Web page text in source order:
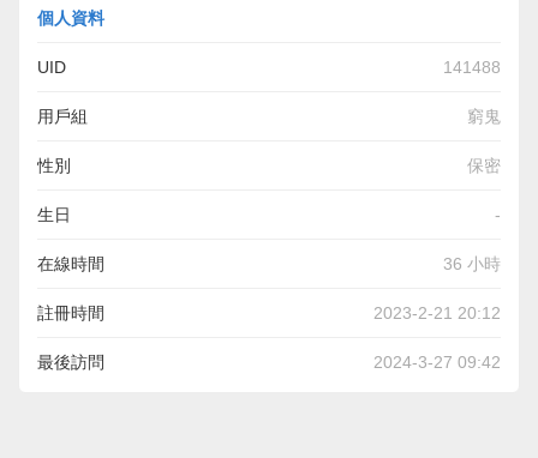
個人資料
UID 141488
用戶組 窮鬼
性別 保密
生日 -
在線時間 36 小時
註冊時間 2023-2-21 20:12
最後訪問 2024-3-27 09:42